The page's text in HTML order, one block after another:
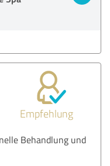
Empfehlung
Behandlung und